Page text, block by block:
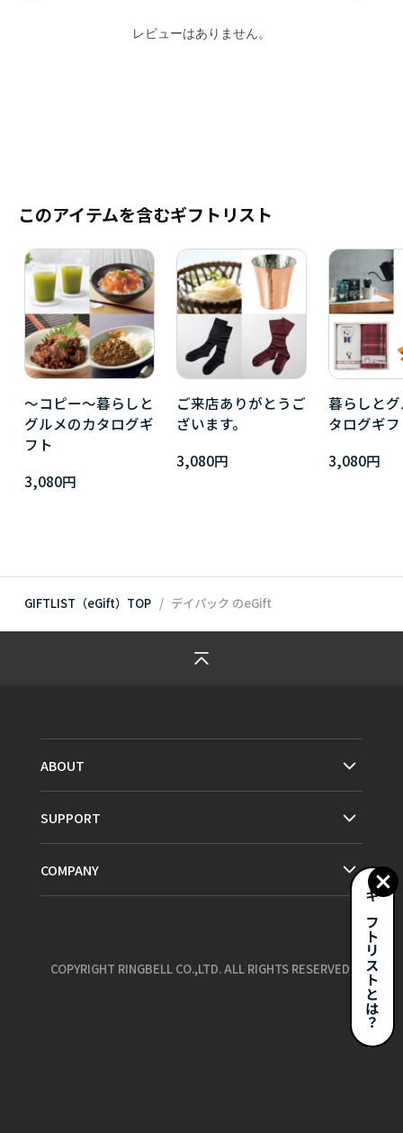
レビューはありません。
このアイテムを含むギフトリスト
～コピー～暮らしと
グルメのカタログギ
フト
3,080円
ご来店ありがとうご
ざいます。
3,080円
暮らしと
タログギ
3,080円
GIFTLIST（eGift）TOP デイパック のeGift
ギフトリストとは？
ABOUT
SUPPORT
COMPANY
COPYRIGHT RINGBELL CO.,LTD. ALL RIGHTS RESERVED.